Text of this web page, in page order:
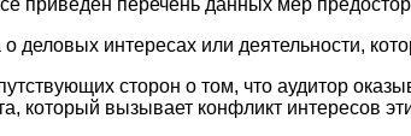
о деловых интересах или деятельности,
сторон о том, что аудитор
который вызывает конфликт интересов